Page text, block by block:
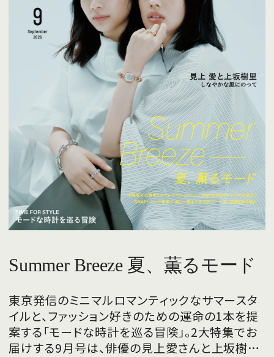
Summer Breeze 夏、薫るモード
東京発信のミニマルロマンティックなサマースタ
イルと、ファッション好きのための運命の1本を提
案する「モードな時計を巡る冒険」。2大特集でお
届けする9月号は、俳優の見上愛さんと上坂樹里